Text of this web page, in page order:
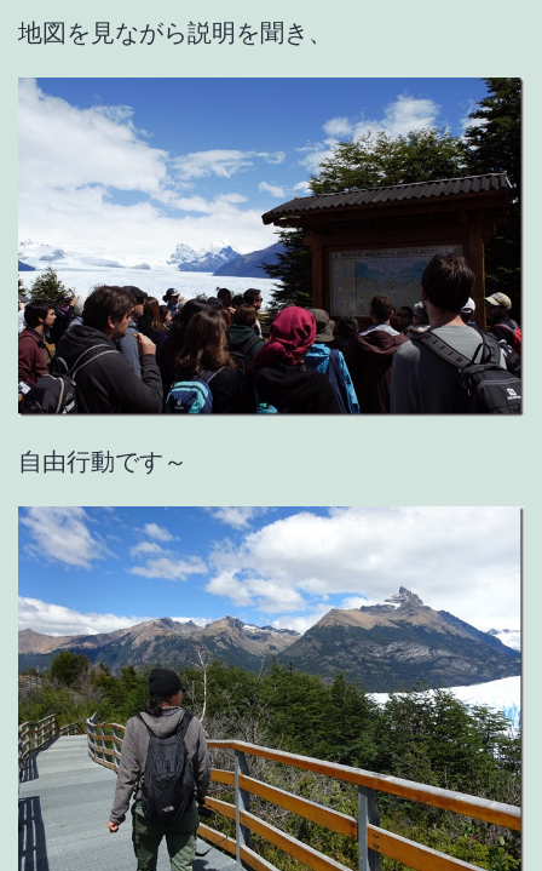
地図を見ながら説明を聞き、
自由行動です～